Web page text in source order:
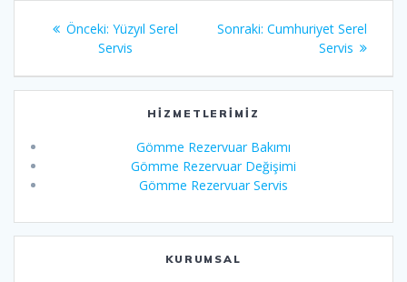
Yazı
gezinmesi
Önceki: Önceki
yazı:
Yüzyıl Serel
Servis
Sonraki: Sonraki
Cumhuriyet Serel
Servis
HIZMETLERIMIZ
Gömme Rezervuar Bakımı
Gömme Rezervuar Değişimi
Gömme Rezervuar Servis
KURUMSAL